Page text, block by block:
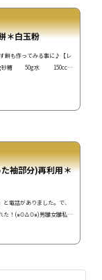
＊白玉粉
餅も作ってみる事に♪【レ
砂糖 50g水 150ccあ
袖部分)再利用＊
電話がありました。で、
た！(๑ʘ∆ʘ๑)男雛女雛私